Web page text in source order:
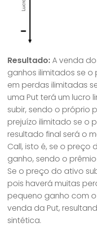
Resultado:A venda
ganhos ilimitados se
em perdas ilimitadas
uma Put terá um lucro
subir, sendo o próprio
prejuízo ilimitado se o
resultado final será o
Call, isto é, se o preço
ganho, sendo o
Se o preço do ativo
pois haverá muitas
pequeno ganho com
venda da Put,
sintética.